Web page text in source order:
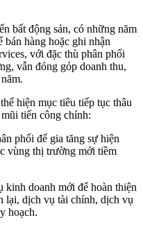
bất động sản, có những năm
bán hàng hoặc ghi nhận
với đặc thù phân phối
vẫn đóng góp doanh thu,
hiện mục tiêu tiếp tục thâu
tiến công chính:
phối để gia tăng sự hiện
vùng thị trường mới tiềm
doanh mới để hoàn thiện
lại, dịch vụ tài chính, dịch vụ
hoạch.